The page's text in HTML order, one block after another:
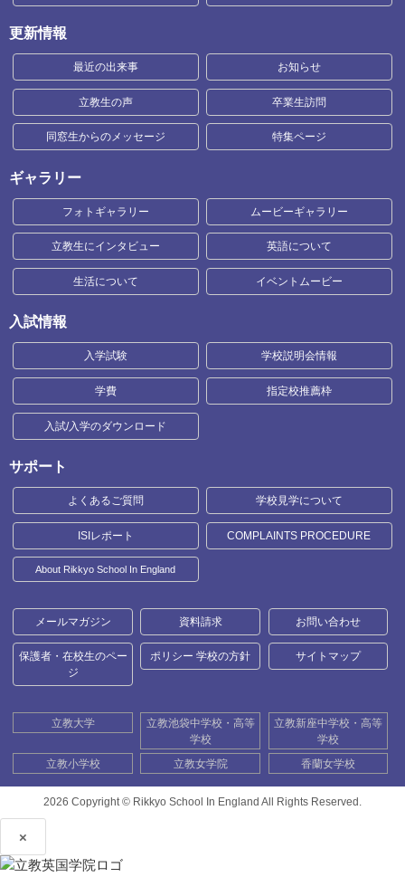
更新情報
最近の出来事 お知らせ
立教生の声 卒業生訪問
同窓生からのメッセージ 特集ページ
ギャラリー
フォトギャラリー ムービーギャラリー
立教生にインタビュー 英語について
生活について イベントムービー
入試情報
入学試験 学校説明会情報
学費 指定校推薦枠
入試/入学のダウンロード
サポート
よくあるご質問 学校見学について
ISIレポート COMPLAINTS PROCEDURE
About Rikkyo School In England
メールマガジン 資料請求 お問い合わせ
保護者・在校生のペー
ジ
ポリシー 学校の方針 サイトマップ
立教大学
立教池袋中学校・高等
学校
立教新座中学校・高等
学校
立教小学校
立教女学院 香蘭女学校
2026 Copyright © Rikkyo School In England All Rights Reserved.
×